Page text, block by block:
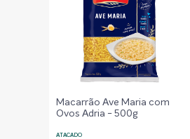
Macarrão Ave Maria com
Ovos Adria - 500g
ATACADO